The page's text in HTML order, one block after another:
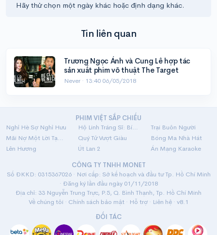
Hãy thử chọn một ngày khác hoặc định dạng khác.
Tin liên quan
Trương Ngọc Ánh và Cung Lê hợp tác
sản xuất phim võ thuật The Target
Never · 13:40 06/05/2018
PHIM VIỆT SẮP CHIẾU
Nghỉ Hè Sợ Nghỉ Hưu
Hộ Linh Tráng Sĩ: Bí Ẩn Mộ Vua Đinh
Trại Buôn Người
Mãi Nợ Một Lời Tạm Biệt
Quý Tử Vượt Giàu
Bóng Ma Nhà Hát
Lên Hương
Út Lan 2
Án Mạng Karaoke
CÔNG TY TNHH MONET
Số ĐKKD: 0315367026 · Nơi cấp: Sở kế hoạch và đầu tư Tp. Hồ Chí Minh
· Đăng ký lần đầu ngày 01/11/2018
Địa chỉ: 33 Nguyễn Trung Trực, P.5, Q. Bình Thạnh, Tp. Hồ Chí Minh
Về chúng tôi · Chính sách bảo mật · Hỗ trợ · Liên hệ · v8.1
ĐỐI TÁC